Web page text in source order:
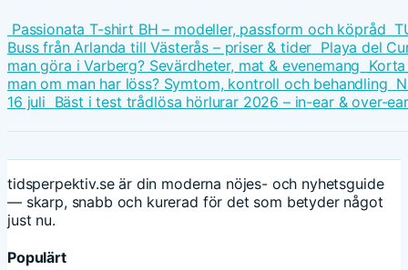
Passionata T-shirt BH – modeller, passform och köpråd
Buss från Arlanda till Västerås – priser & tider Playa del
man göra i Varberg? Sevärdheter, mat & evenemang
man om man har löss? Symtom, kontroll och behandling
16 juli Bäst i test trådlösa hörlurar 2026 – in-ear & over-ear
tidsperpektiv.se är din moderna nöjes- och nyhetsguide
— skarp, snabb och kurerad för det som betyder något
just nu.
Populärt